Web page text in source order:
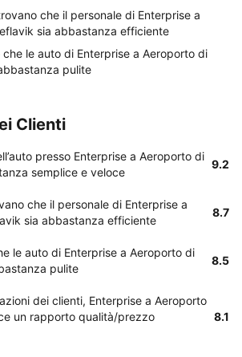
che il personale di Enterprise a
sia abbastanza efficiente
le auto di Enterprise a Aeroporto di
pulite
Clienti
presso Enterprise a Aeroporto di
semplice e veloce
9.2
che il personale di Enterprise a
sia abbastanza efficiente
8.7
le auto di Enterprise a Aeroporto di
pulite
8.5
dei clienti, Enterprise a Aeroporto
un rapporto qualità/prezzo
8.1